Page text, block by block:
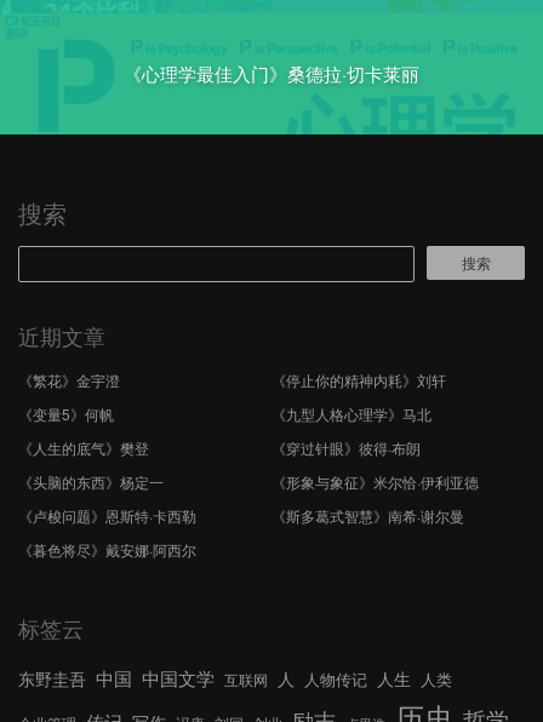
《心理学最佳入门》桑德拉·切卡莱丽
搜索
搜索
近期文章
《繁花》金宇澄
《停止你的精神内耗》刘轩
《变量5》何帆
《九型人格心理学》马北
《人生的底气》樊登
《穿过针眼》彼得·布朗
《头脑的东西》杨定一
《形象与象征》米尔恰·伊利亚德
《卢梭问题》恩斯特·卡西勒
《斯多葛式智慧》南希·谢尔曼
《暮色将尽》戴安娜·阿西尔
标签云
东野圭吾 中国 中国文学 互联网 人 人物传记 人生 人类